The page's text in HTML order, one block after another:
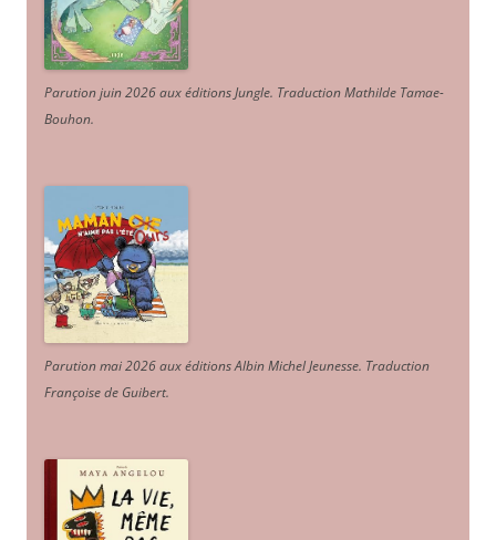
Parution juin 2026 aux éditions Jungle. Traduction Mathilde Tamae-
Bouhon.
Parution mai 2026 aux éditions Albin Michel Jeunesse. Traduction
Françoise de Guibert.